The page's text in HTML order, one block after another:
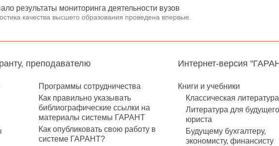
результаты мониторинга деятельности вузов
качества высшего образования проведена впервые.
преподавателю
Программы сотрудничества
Как правильно указывать
библиографические ссылки на
материалы системы ГАРАНТ
Как опубликовать свою работу в
системе ГАРАНТ?
Интернет-версия
Книги и учебники
Классическая литература
Литература для будущего
юриста
Будущему бухгалтеру,
экономисту, финансисту